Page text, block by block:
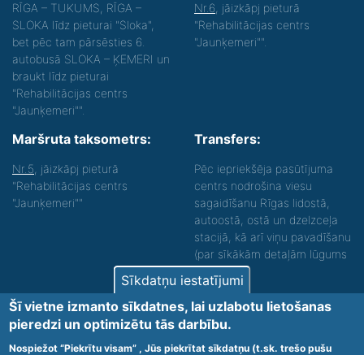
RĪGA – TUKUMS, RĪGA –
SLOKA līdz pieturai "Sloka",
bet pēc tam pārsēsties 6.
autobusā SLOKA – ĶEMERI un
braukt līdz pieturai
"Rehabilitācijas centrs
"Jaunķemeri"".
Nr.6 , jāizkāpj pieturā
"Rehabilitācijas centrs
"Jaunķemeri"".
Maršruta taksometrs:
Nr.5 , jāizkāpj pieturā
"Rehabilitācijas centrs
"Jaunķemeri""
Transfers:
Pēc iepriekšēja pasūtījuma
centrs nodrošina viesu
sagaidīšanu Rīgas lidostā,
autoostā, ostā un dzelzceļa
stacijā, kā arī viņu pavadīšanu
(par sīkākām detaļām lūgums
zvanīt).
Nodrošinām vides piekļūstamību personām ar
funkcionāliem traucējumiem! SIA „Sanare-KRC
Jaunķemeri”, Kolkas ielā 20, Jūrmalā ir nodrošināta vides
piekļūstamība personām ar funkcionāliem traucējumiem,
Sīkdatņu iestatījumi
Šī vietne izmanto sīkdatnes, lai uzlabotu lietošanas
pieredzi un optimizētu tās darbību.
Nospiežot “Piekrītu visam” , Jūs piekrītat sīkdatņu (t.sk. trešo pušu